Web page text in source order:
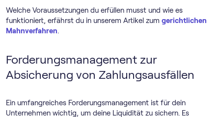
Welche Voraussetzungen du erfüllen musst und wie es
funktioniert, erfährst du in unserem Artikel zum gerichtlichen
Mahnverfahren.
Forderungsmanagement zur
Absicherung von Zahlungsausfällen
Ein umfangreiches Forderungsmanagement ist für dein
Unternehmen wichtig, um deine Liquidität zu sichern. Es